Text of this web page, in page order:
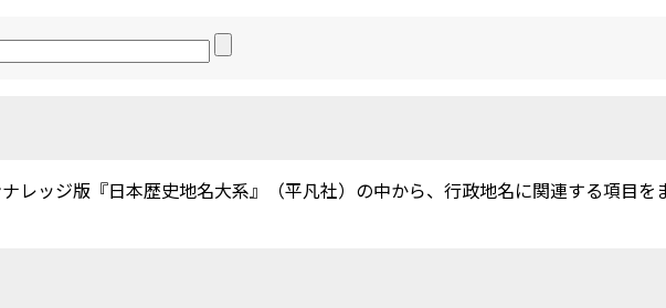
レッジ版『日本歴史地名大系』（平凡社）の中から、行政地名に関連する項目